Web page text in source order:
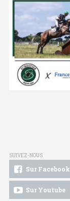
SUIVEZ-NOUS
Sur Facebook
Sur Youtube